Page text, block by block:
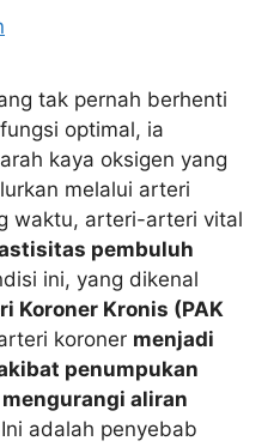
tak pernah berhenti
optimal, ia
kaya oksigen yang
melalui arteri
waktu, arteri-arteri vital
pembuluh
ini, yang dikenal
Koroner Kronis (PAK
koroner menjadi
penumpukan
mengurangi aliran
adalah penyebab